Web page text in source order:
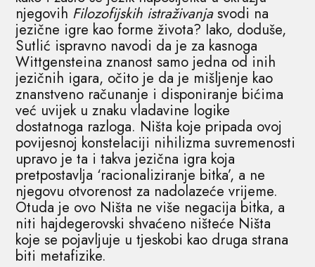
njegovih Filozofijskih istraživanjasvodi na
jezične igre kao forme života? Iako, doduše,
Sutlić ispravno navodi da je za kasnoga
Wittgensteina znanost samo jedna od inih
jezičnih igara, očito je da je mišljenje kao
znanstveno računanje i disponiranje bićima
već uvijek u znaku vladavine logike
dostatnoga razloga. Ništa koje pripada ovoj
povijesnoj konstelaciji nihilizma suvremenosti
upravo je ta i takva jezična igra koja
pretpostavlja ‘racionaliziranje bitka’, a ne
njegovu otvorenost za nadolazeće vrijeme.
Otuda je ovo Ništa ne više negacija bitka, a
niti hajdegerovski shvaćeno ništeće Ništa
koje se pojavljuje u tjeskobi kao druga strana
biti metafizike.